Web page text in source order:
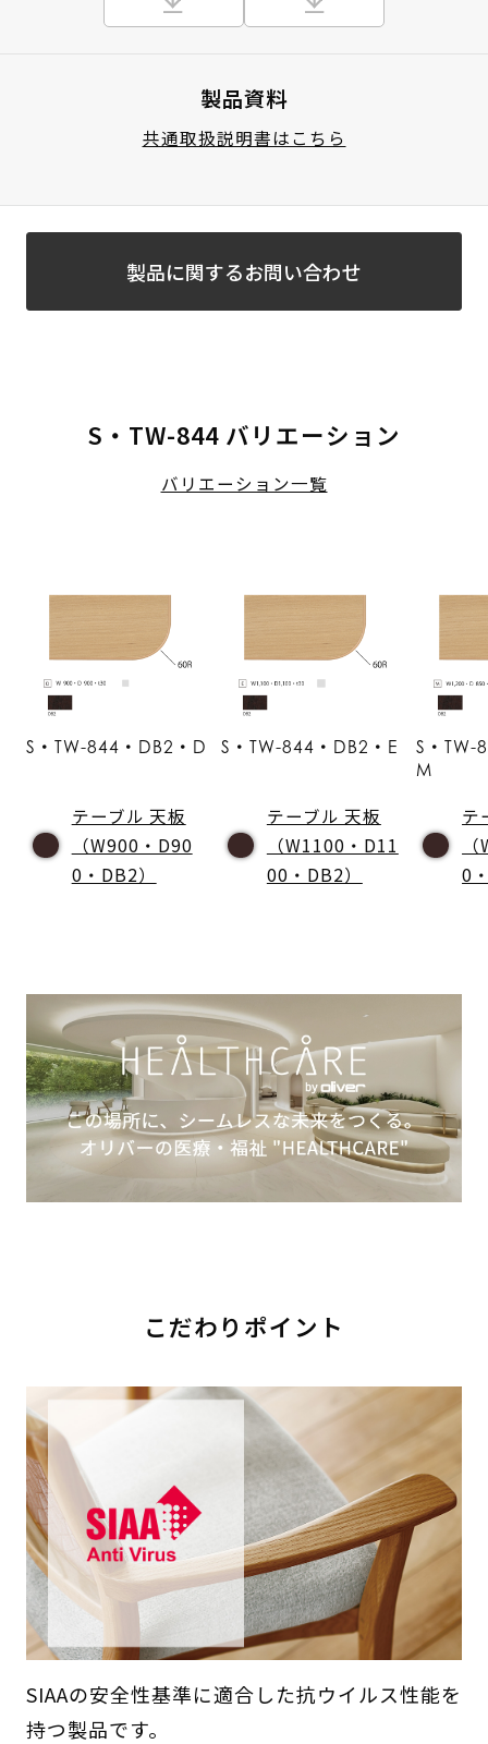
製品資料
共通取扱説明書はこちら
製品に関するお問い合わせ
S・TW-844 バリエーション
バリエーション一覧
S・TW-844・DB2・D
テーブル 天板
（W900・D90
0・DB2）
S・TW-844・DB2・E
テーブル 天板
（W1100・D11
00・DB2）
S・TW-
M
テ
0
こだわりポイント
SIAAの安全性基準に適合した抗ウイルス性能を
持つ製品です。